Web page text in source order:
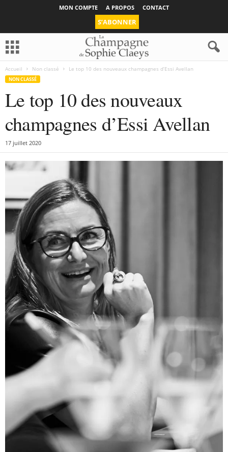
MON COMPTE A PROPOS CONTACT
S’ABONNER
Accueil Non classé Le top 10 des nouveaux champagnes d’Essi Avellan
NON CLASSÉ
Le top 10 des nouveaux
champagnes d’Essi Avellan
17 juillet 2020